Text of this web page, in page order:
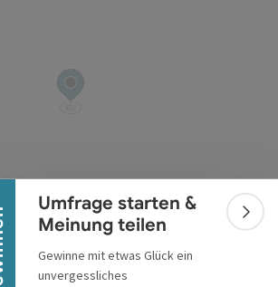
Umfrage starten &
Meinung teilen
Gewinne mit etwas Glück ein
unvergessliches
in Google